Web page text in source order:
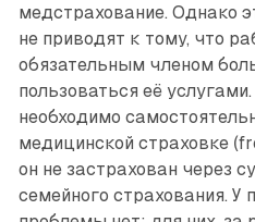
медстрахование. Однако
не приводят к тому, что
обязательным членом
пользоваться её
необходимо
медицинской страховке
он не застрахован через
семейного страхования. У